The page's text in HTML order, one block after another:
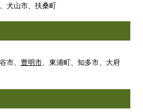
犬山市、扶桑町
市、 豊明市、東浦町、知多市、大府